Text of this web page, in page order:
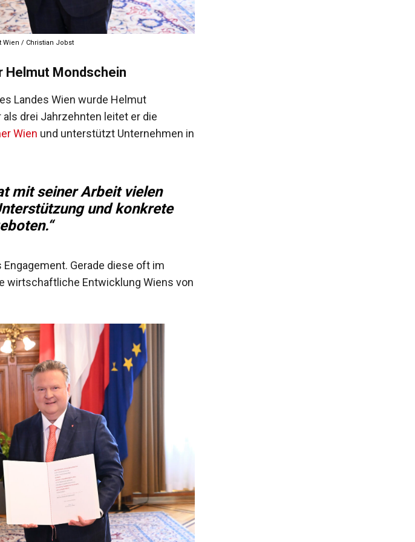
/ Christian Jobst
Helmut Mondschein
Landes Wien wurde Helmut
drei Jahrzehnten leitet er die
Wien und unterstützt Unternehmen in
mit seiner Arbeit vielen
und konkrete
Gerade diese oft im
wirtschaftliche Entwicklung Wiens von